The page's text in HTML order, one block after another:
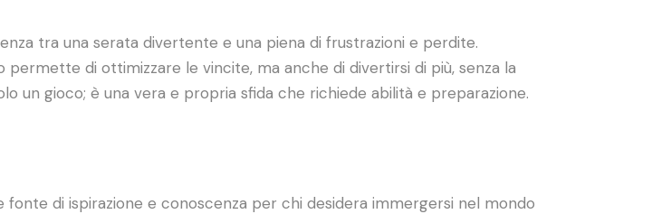
tra una serata divertente e una piena di frustrazioni e perdite.
di ottimizzare le vincite, ma anche di divertirsi di più, senza la
un gioco; è una vera e propria sfida che richiede abilità e preparazione.
di ispirazione e conoscenza per chi desidera immergersi nel mondo